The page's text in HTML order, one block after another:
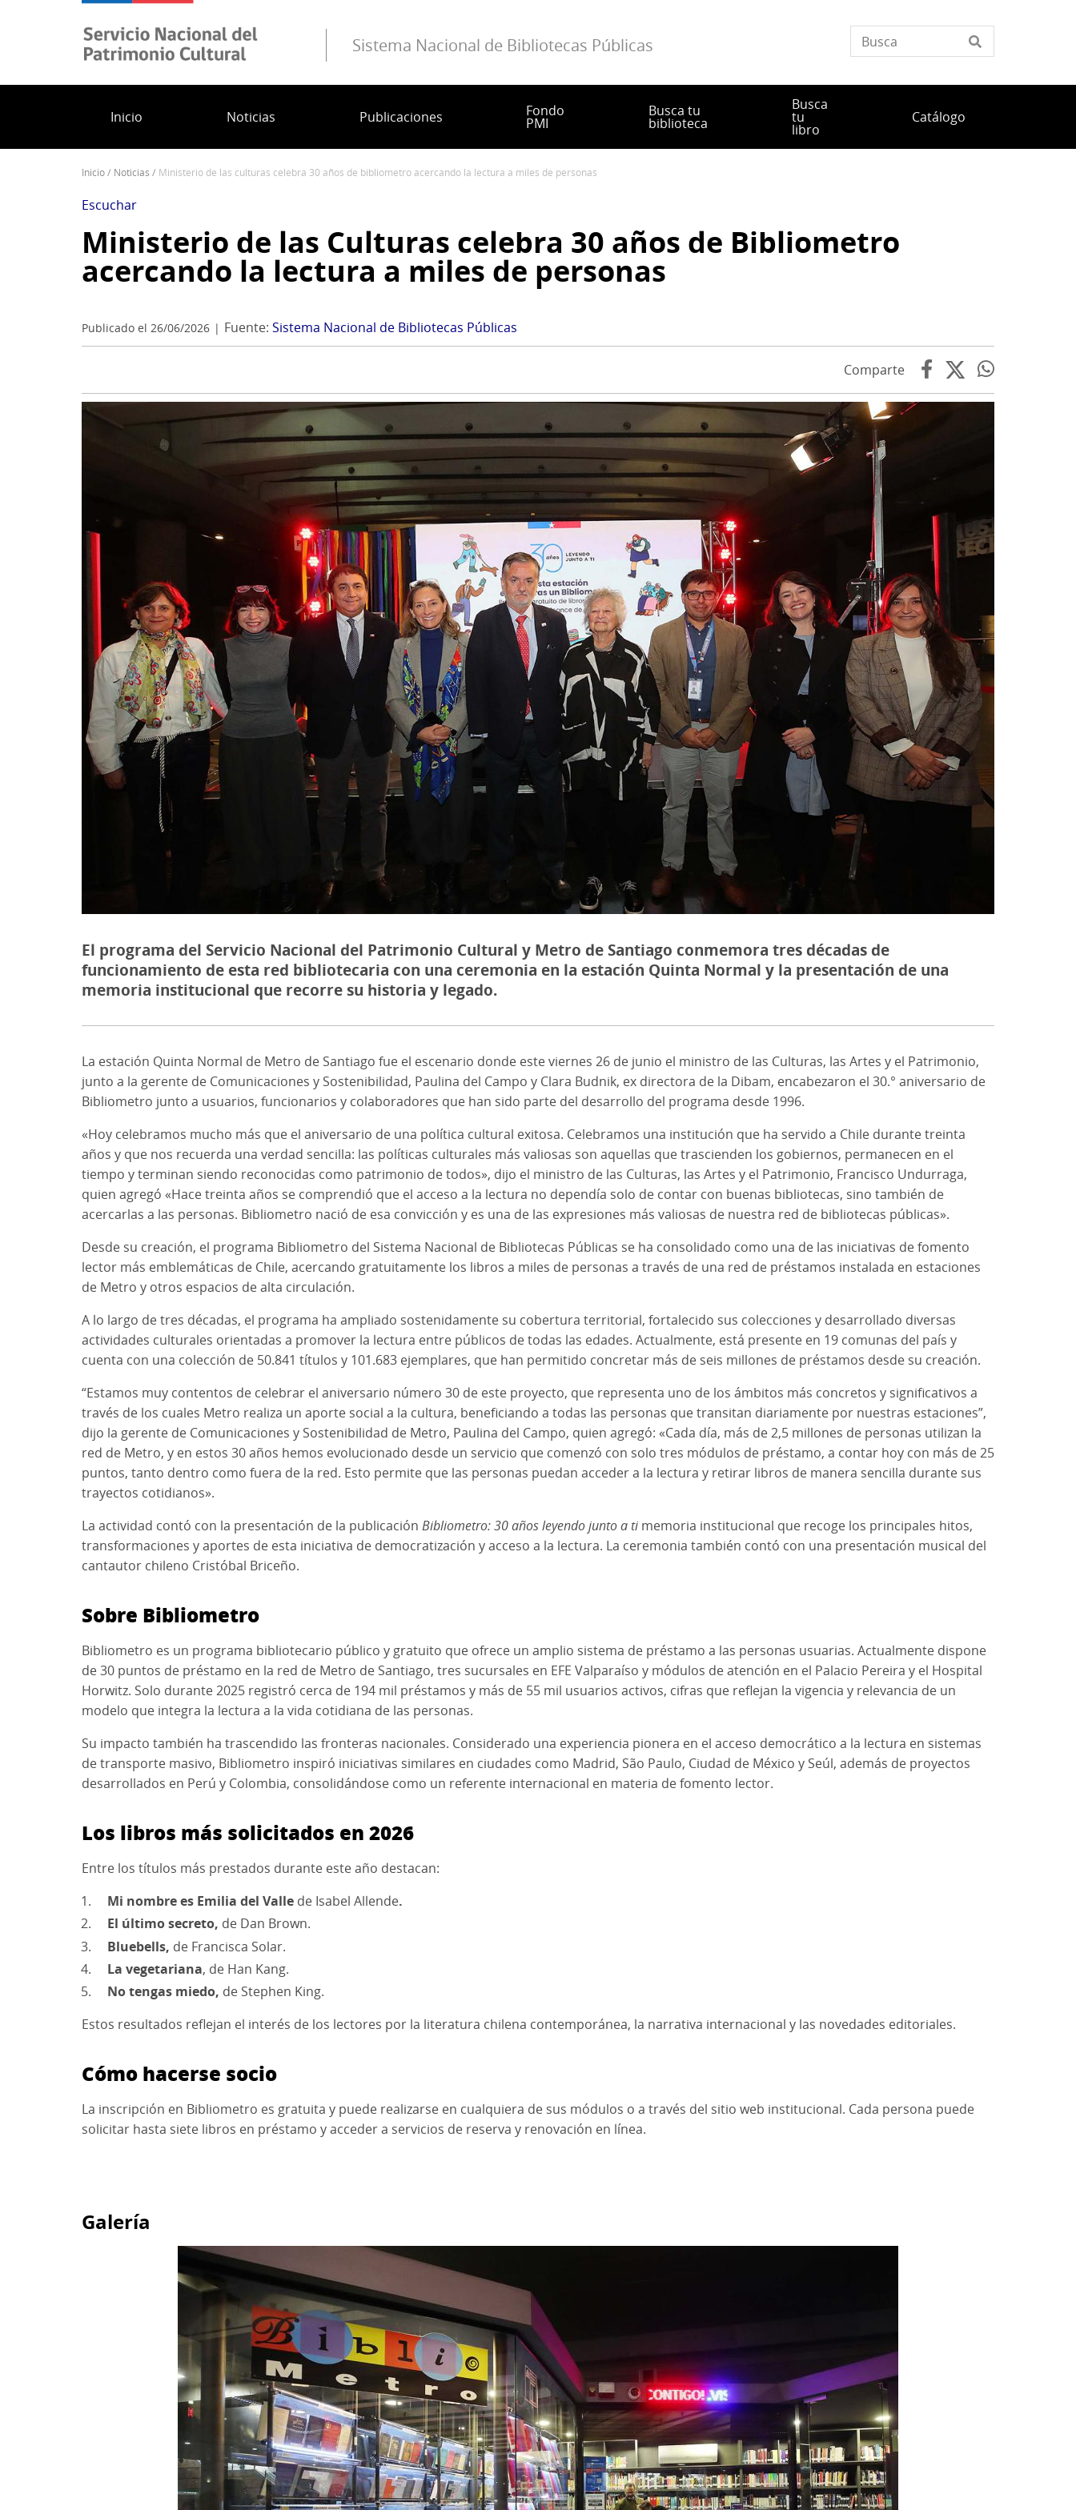
Sistema Nacional de Bibliotecas Públicas
Inicio Noticias Publicaciones Fondo
PMI
Busca tu
biblioteca
Busca
tu
libro
Catálogo
enlaces
de
ayuda
a
la
inicio noticias ministerio de las culturas celebra 30 años de bibliometro acercando la lectura a miles de personas
Escuchar
Ministerio de las Culturas celebra 30 años de Bibliometro
acercando la lectura a miles de personas
Publicado el 26/06/2026 Fuente: Sistema Nacional de Bibliotecas Públicas
Comparte
El programa del Servicio Nacional del Patrimonio Cultural y Metro de Santiago conmemora tres décadas de
funcionamiento de esta red bibliotecaria con una ceremonia en la estación Quinta Normal y la presentación de una
memoria institucional que recorre su historia y legado.
La estación Quinta Normal de Metro de Santiago fue el escenario donde este viernes 26 de junio el ministro de las Culturas, las Artes y el Patrimonio,
junto a la gerente de Comunicaciones y Sostenibilidad, Paulina del Campo y Clara Budnik, ex directora de la Dibam, encabezaron el 30.° aniversario de
Bibliometro junto a usuarios, funcionarios y colaboradores que han sido parte del desarrollo del programa desde 1996.
«Hoy celebramos mucho más que el aniversario de una política cultural exitosa. Celebramos una institución que ha servido a Chile durante treinta
años y que nos recuerda una verdad sencilla: las políticas culturales más valiosas son aquellas que trascienden los gobiernos, permanecen en el
tiempo y terminan siendo reconocidas como patrimonio de todos», dijo el ministro de las Culturas, las Artes y el Patrimonio, Francisco Undurraga,
quien agregó «Hace treinta años se comprendió que el acceso a la lectura no dependía solo de contar con buenas bibliotecas, sino también de
acercarlas a las personas. Bibliometro nació de esa convicción y es una de las expresiones más valiosas de nuestra red de bibliotecas públicas».
Desde su creación, el programa Bibliometro del Sistema Nacional de Bibliotecas Públicas se ha consolidado como una de las iniciativas de fomento
lector más emblemáticas de Chile, acercando gratuitamente los libros a miles de personas a través de una red de préstamos instalada en estaciones
de Metro y otros espacios de alta circulación.
A lo largo de tres décadas, el programa ha ampliado sostenidamente su cobertura territorial, fortalecido sus colecciones y desarrollado diversas
actividades culturales orientadas a promover la lectura entre públicos de todas las edades. Actualmente, está presente en 19 comunas del país y
cuenta con una colección de 50.841 títulos y 101.683 ejemplares, que han permitido concretar más de seis millones de préstamos desde su creación.
“Estamos muy contentos de celebrar el aniversario número 30 de este proyecto, que representa uno de los ámbitos más concretos y significativos a
través de los cuales Metro realiza un aporte social a la cultura, beneficiando a todas las personas que transitan diariamente por nuestras estaciones”,
dijo la gerente de Comunicaciones y Sostenibilidad de Metro, Paulina del Campo, quien agregó: «Cada día, más de 2,5 millones de personas utilizan la
red de Metro, y en estos 30 años hemos evolucionado desde un servicio que comenzó con solo tres módulos de préstamo, a contar hoy con más de 25
puntos, tanto dentro como fuera de la red. Esto permite que las personas puedan acceder a la lectura y retirar libros de manera sencilla durante sus
trayectos cotidianos».
La actividad contó con la presentación de la publicación Bibliometro: 30 años leyendo junto a ti memoria institucional que recoge los principales hitos,
transformaciones y aportes de esta iniciativa de democratización y acceso a la lectura. La ceremonia también contó con una presentación musical del
cantautor chileno Cristóbal Briceño.
Sobre Bibliometro
Bibliometro es un programa bibliotecario público y gratuito que ofrece un amplio sistema de préstamo a las personas usuarias. Actualmente dispone
de 30 puntos de préstamo en la red de Metro de Santiago, tres sucursales en EFE Valparaíso y módulos de atención en el Palacio Pereira y el Hospital
Horwitz. Solo durante 2025 registró cerca de 194 mil préstamos y más de 55 mil usuarios activos, cifras que reflejan la vigencia y relevancia de un
modelo que integra la lectura a la vida cotidiana de las personas.
Su impacto también ha trascendido las fronteras nacionales. Considerado una experiencia pionera en el acceso democrático a la lectura en sistemas
de transporte masivo, Bibliometro inspiró iniciativas similares en ciudades como Madrid, São Paulo, Ciudad de México y Seúl, además de proyectos
desarrollados en Perú y Colombia, consolidándose como un referente internacional en materia de fomento lector.
Los libros más solicitados en 2026
Entre los títulos más prestados durante este año destacan:
Mi nombre es Emilia del Valle de Isabel Allende.
El último secreto, de Dan Brown.
Bluebells, de Francisca Solar.
La vegetariana, de Han Kang.
No tengas miedo, de Stephen King.
Estos resultados reflejan el interés de los lectores por la literatura chilena contemporánea, la narrativa internacional y las novedades editoriales.
Cómo hacerse socio
La inscripción en Bibliometro es gratuita y puede realizarse en cualquiera de sus módulos o a través del sitio web institucional. Cada persona puede
solicitar hasta siete libros en préstamo y acceder a servicios de reserva y renovación en línea.
Galería